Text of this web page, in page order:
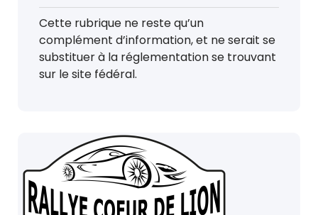
Cette rubrique ne reste qu’un
complément d’information, et ne serait se
substituer à la réglementation se trouvant
sur le site fédéral.